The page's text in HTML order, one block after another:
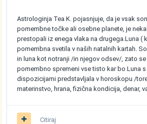
Astrologinja Tea K. pojasnjuje, da je vsak
pomembne točke ali osebne planete, je
prestopali iz enega vlaka na drugega.Luna (
pomembna svetila v naših natalnih kartah.
in luna kot notranji /in njegov odsev/, zato se
pomembno spremeni vse tisto kar bo Luna
dispozicijami predstavljala v horoskopu /
materinstvo, hrana, fizična kondicija, denar,
Citiraj